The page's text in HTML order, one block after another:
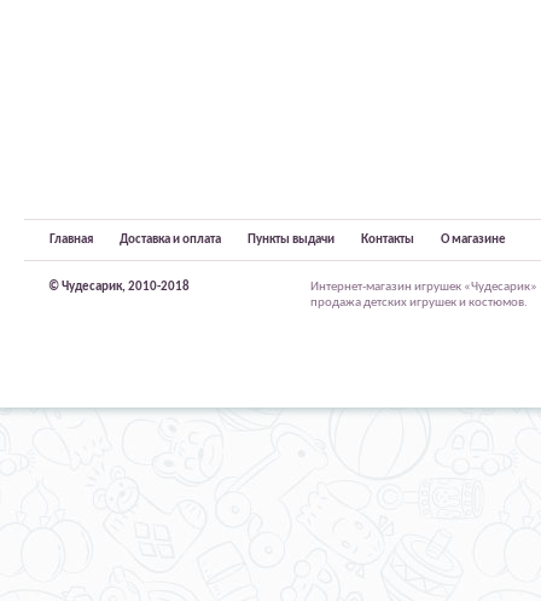
Главная Доставка и оплата Пункты выдачи Контакты О магазине
© Чудесарик, 2010-2018
Интернет-магазин игрушек
продажа детских игрушек и костюмов.